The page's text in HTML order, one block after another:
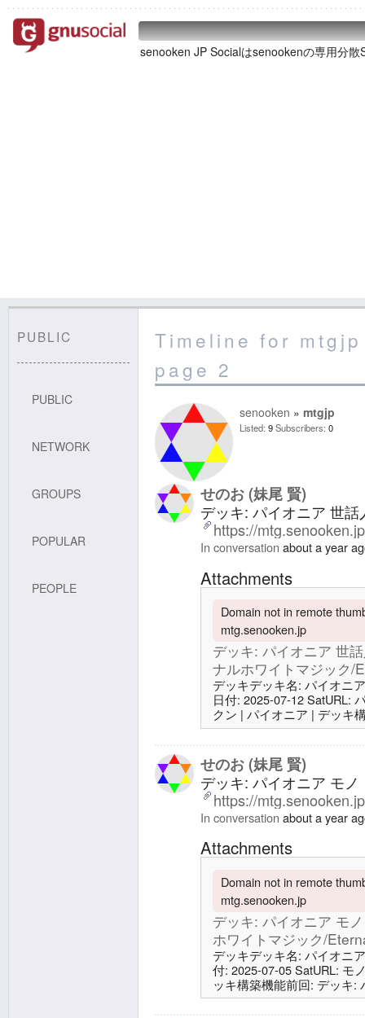
senooken JP Socialはsenookenの専用分散
PUBLIC
PUBLIC
NETWORK
GROUPS
POPULAR
PEOPLE
Timeline for
page 2
senooken mtgjp
Listed 9Subscribers 0
せのお (妹尾 賢)
デッキ: パイオニア 世
https://
In conversation about a year
Attachments
Domain not in remote
mtg.senooken.jp
デッキ: パイオニア 世
ナルホワイトマジック
デッキデッキ名: パイオニ
日付: 2025-07-12 SatURL:
クン | パイオニア | デッキ
ノ・ホワイト v7.0.0 | エタ
域3 廃墟の地2 アーデンベ
せのお (妹尾 賢)
デッキ: パイオニア モ
https://
In conversation about a year
Attachments
Domain not in remote
mtg.senooken.jp
デッキ: パイオニア モ
ホワイトマジック/
デッキデッキ名: パイオニ
付: 2025-07-05 SatURL: モ
ッキ構築機能前回: デッキ:
エターナルホワイトマジッ